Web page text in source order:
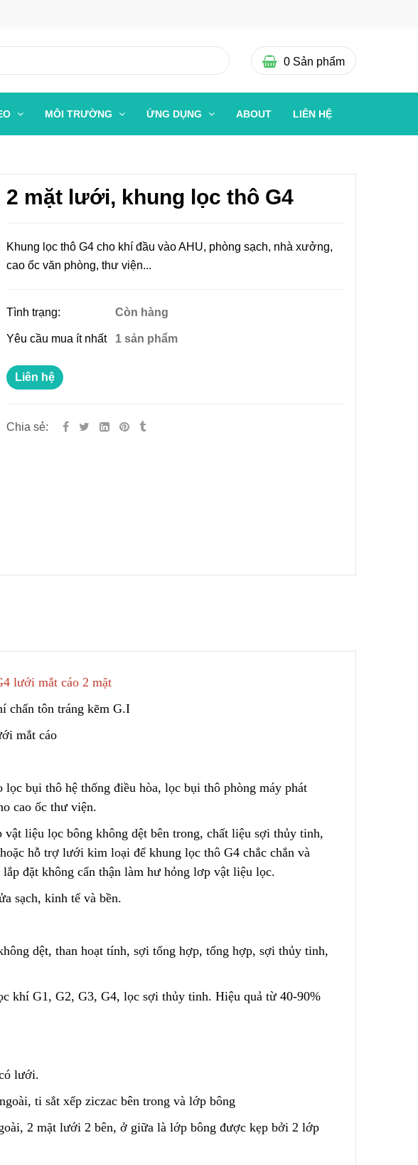
2 mặt lưới, khung lọc thô G4
Khung lọc thô G4 cho khí đầu vào AHU, phòng sạch, nhà xưởng,
cao ốc văn phòng, thư viện...
Tình trạng: Còn hàng
Yêu cầu mua ít nhất 1 sản phẩm
Liên hệ
Chia sẻ:
lưới mắt cáo 2 mặt
chấn tôn tráng kẽm G.I
mắt cáo
bụi thô hệ thống điều hòa, lọc bụi thô phòng máy phát
cao ốc thư viện.
vật liệu lọc bông không dệt bên trong, chất liệu sợi thủy tinh,
hỗ trợ lưới kim loại để khung lọc thô G4 chắc chắn và
đặt không cẩn thận làm hư hỏng lơp vật liệu lọc.
sạch, kinh tế và bền.
dệt, than hoạt tính, sợi tổng hợp, tổng hợp, sợi thủy tinh,
khí G1, G2, G3, G4, lọc sợi thủy tinh. Hiệu quả từ 40-90%
lưới.
ti sắt xếp ziczac bên trong và lớp bông
, 2 mặt lưới 2 bên, ở giữa là lớp bông được kẹp bởi 2 lớp
Lõi Lọc Tách Dầu – Nước
PTFE/Teflon
Separator Filter |
PTFE/Teflon‑Coated
Stainless Steel
Liên hệ
Than Hoạt Tính DCF Cho
Lọc Khí & Nước
Liên hệ
Ron
Liên hệ
Liên hệ
Giấy Cellulose Vàng Lõi Lọc
Bụi Đáy Bằng
Liên hệ
Liên hệ
Lõi Lọc Inox Trung Quốc
Gia Công Cơ Khí Chính Xác
2025/10/15
Công Nghệ Sản Xuất Hạt
2024/01/15
0 Sản phẩm
MÔI TRƯỜNG ỨNG DỤNG ABOUT LIÊN HỆ